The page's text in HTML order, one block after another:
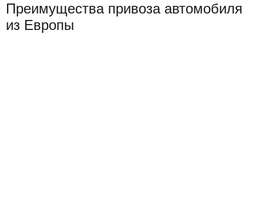
Преимущества привоза автомобиля
из Европы